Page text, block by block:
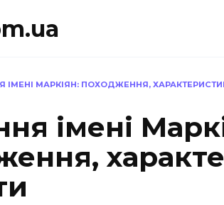
ІМЕНІ МАРКІЯН: ПОХОДЖЕННЯ,
імені